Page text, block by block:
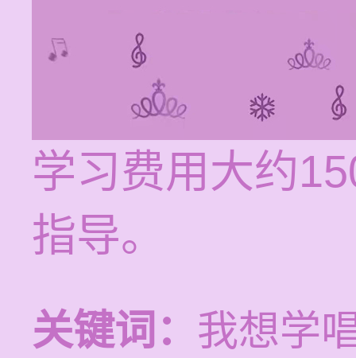
学习费用大约
指导。
关键词： 我想学